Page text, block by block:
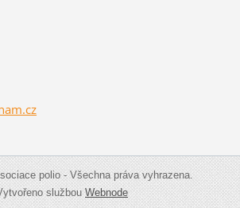
polio - Všechna práva vyhrazena.
službouWebnode